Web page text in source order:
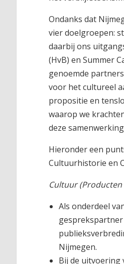
Ondanks dat
vier doelgroepen:
daarbij ons
(HvB) en Summer
genoemde
voor het cultureel
propositie en
waarop we
deze
Hieronder een
Cultuurhistorie en
Cultuur
Als onderdeel
Nijmegen.
Bij de uitvoering